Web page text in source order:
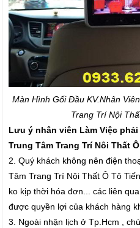
Màn Hình Gối Đầu KV.Nhân
Trang Trí Nội
Lưu ý nhân viên Làm Việc
Trung Tâm Trang Trí Nôi Thất
2. Quý khách không nên điện
Tâm Trang Trí Nội Thất Ô Tô
ko kịp thời hóa đơn... các liên
được quyền lợi của khách hàng
3. Ngoài nhận lịch ở Tp.Hcm ,